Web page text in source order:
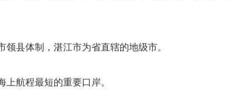
县体制，湛江市为省直辖的地级市。
航程最短的重要口岸。